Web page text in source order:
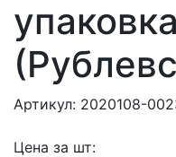
Артикул: 2020108-
Цена за шт: